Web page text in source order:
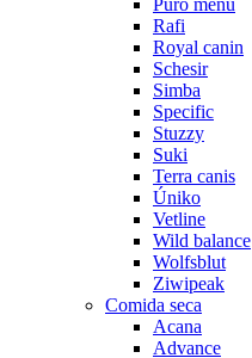
Puro menú
Rafi
Royal canin
Schesir
Simba
Specific
Stuzzy
Suki
Terra canis
Úniko
Vetline
Wild balance
Wolfsblut
Ziwipeak
Comida seca
Acana
Advance